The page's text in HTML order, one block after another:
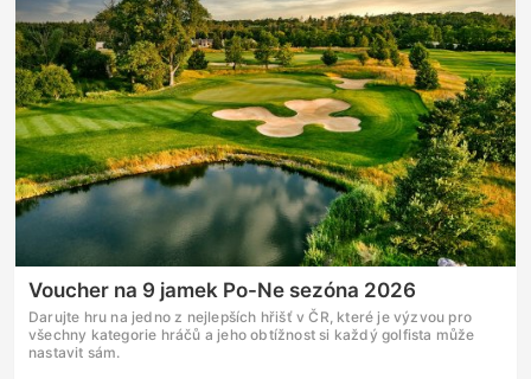
Voucher na 9 jamek Po-Ne sezóna 2026
Darujte hru na jedno z nejlepších hřišť v ČR, které je výzvou pro
všechny kategorie hráčů a jeho obtížnost si každý golfista může
nastavit sám.